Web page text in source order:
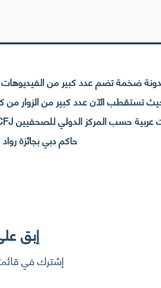
ضخمة تضم عدد كبير من
حاكم دبي بجائزة رواد التواصل
إبق
إشترك في